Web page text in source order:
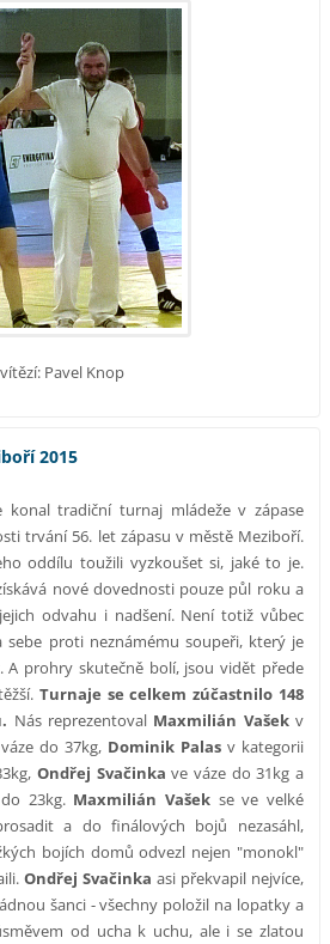
vítězí: Pavel Knop
2015
konal tradiční turnaj mládeže v zápase
trvání 56. let zápasu v městě Meziboří.
oddílu toužili vyzkoušet si, jaké to je.
nové dovednosti pouze půl roku a
odvahu i nadšení. Není totiž vůbec
sebe proti neznámému soupeři, který je
A prohry skutečně bolí, jsou vidět přede
Turnaje se celkem zúčastnilo 148
Nás reprezentovalMaxmilián Vašekv
do 37kg, Dominik Palasv kategorii
Ondřej Svačinka ve váze do 31kg a
23kg. Maxmilián Vašekse ve velké
a do finálových bojů nezasáhl,
bojích domů odvezl nejen "monokl"
Ondřej Svačinka asi překvapil nejvíce,
šanci - všechny položil na lopatky a
od ucha k uchu, ale i se zlatou